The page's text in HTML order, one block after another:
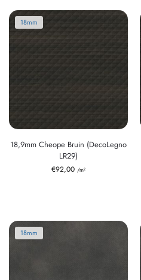
18mm
18,9mm Cheope Bruin (DecoLegno
LR29)
€92,00 /m²
18mm